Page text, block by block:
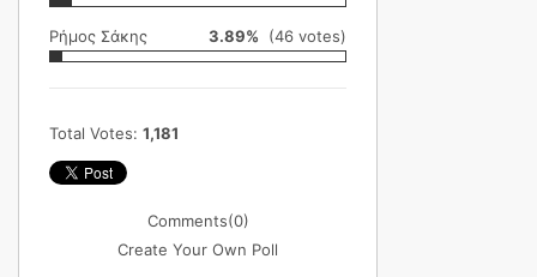
Ρήμος Σάκης 3.89% (46 votes)
Total Votes: 1,181
Comments(0)
Create Your Own Poll